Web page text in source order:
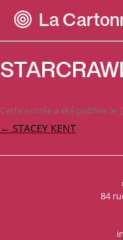
La
Cette entrée a été publiée le
Navigation
← STACEY KENT
84